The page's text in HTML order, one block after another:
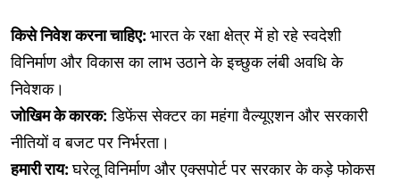
किसे निवेश करना चाहिए: भारत के रक्षा क्षेत्र में हो रहे स्वदेशी
विनिर्माण और विकास का लाभ उठाने के इच्छुक लंबी अवधि के
निवेशक।
जोखिम के कारक: डिफेंस सेक्टर का महंगा वैल्यूएशन और सरकारी
नीतियों व बजट पर निर्भरता।
हमारी राय:घरेलू विनिर्माण और एक्सपोर्ट पर सरकार के कड़े फोकस